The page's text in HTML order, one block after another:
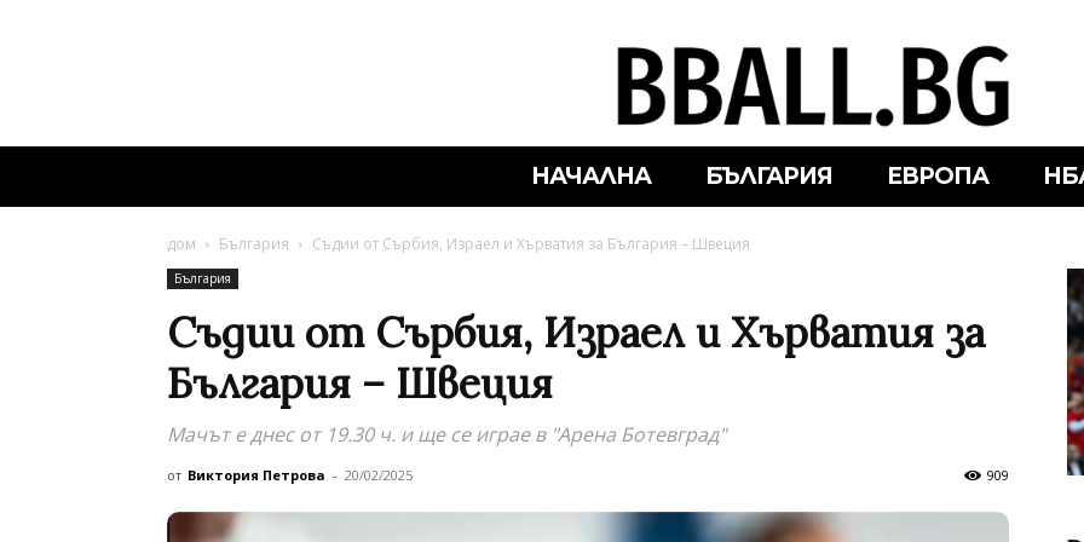
НАЧАЛНА БЪЛГАРИЯ ЕВРОПА
дом България Съдии от Сърбия, Израел и Хърватия за България – Швеция
България
Съдии от Сърбия, Израел и Хърватия за
България – Швеция
Мачът е днес от 19.30 ч. и ще се играе в "Арена Ботевград"
от Виктория Петрова - 20/02/2025 909